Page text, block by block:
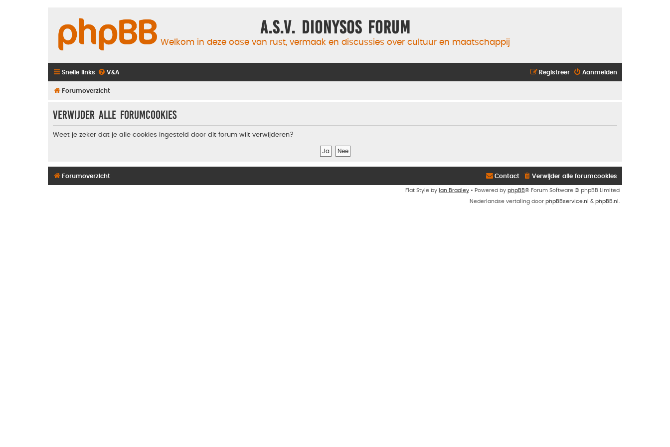
A.S.V. Dionysos Forum
Welkom in deze oase van rust, vermaak en discussies over cultuur en maatschappij
Snelle links V&A Aanmelden
Registreer
Forumoverzicht
Verwijder alle forumcookies
Weet je zeker dat je alle cookies ingesteld door dit forum wilt verwijderen?
Forumoverzicht Verwijder alle forumcookies
Contact
Flat Style by Ian Bradley • Powered by phpBB® Forum Software © phpBB Limited
Nederlandse vertaling door phpBBservice.nl & phpBB.nl .